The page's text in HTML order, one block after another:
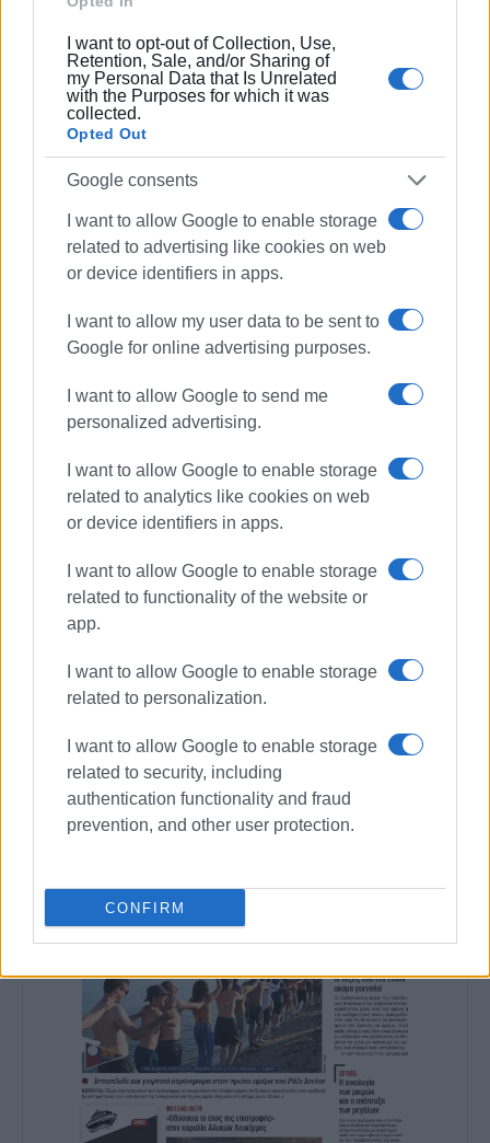
I want to opt-out of Collection, Use,
Retention, Sale, and/or Sharing of
my Personal Data that Is Unrelated
with the Purposes for which it was
collected.
Opted Out
Google consents
I want to allow Google to enable storage
related to advertising like cookies on web
or device identifiers in apps.
I want to allow my user data to be sent to
Google for online advertising purposes.
I want to allow Google to send me
personalized advertising.
I want to allow Google to enable storage
related to analytics like cookies on web
or device identifiers in apps.
I want to allow Google to enable storage
related to functionality of the website or
app.
I want to allow Google to enable storage
related to personalization.
I want to allow Google to enable storage
related to security, including
authentication functionality and fraud
prevention, and other user protection.
CONFIRM
Ο ανεξερεύνητος θάλαμος με σταλακτίτες και μια
ομάδα τεσσάρων σταλαγμιτών
Ο σπηλαιολόγος René van Vliet κάνει έρευνα στην
Κέρκυρα από τις 27 Αυγούστου μέχρι τις 13
Σεπτεμβρίου.
Περισσότερες πληροφορίες από τα σπήλαια της
Κέρκυρας μπορείτε να βρείτε στην ιστοσελίδα του
Ren évan Vlietθα ήθελε να ευχαριστήσει όλους όσοι
τον βοήθησαν.Όπως λέει«Η επισκεψή του
Γισδάκη, CanyonZone, Rodcle, Aventure Verticale,
Climbing Technology, Vasilikos / Nitecore ».
Ακολουθήστε το enimerosi στο
Συνδρομητές στο e-paper